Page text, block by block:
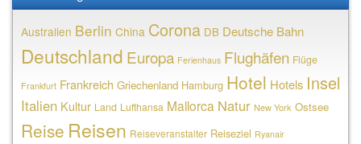
Australien Berlin China Corona DB Deutsche Bahn
Deutschland Europa Ferienhaus Flughäfen Flüge
Frankfurt Frankreich Griechenland Hamburg Hotel Hotels Insel
Italien Kultur Land Lufthansa Mallorca Natur New York Ostsee
Reise Reisen Reiseveranstalter Reiseziel Ryanair